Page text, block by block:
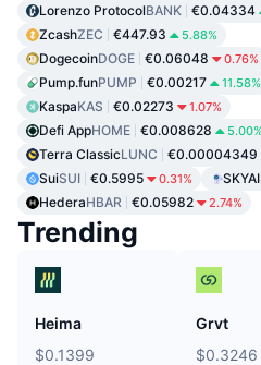
Lorenzo ProtocolBANK €0.04334
ZcashZEC €447.93 5.88%
DogecoinDOGE €0.06048 0.76%
Pump.funPUMP €0.00217 11.58%
KaspaKAS €0.02273 1.07%
Defi AppHOME €0.008628
Terra ClassicLUNC €0.00004349
SuiSUI €0.5995 0.31% SKYAI
HederaHBAR €0.05982 2.74%
Trending
Heima
$0.1399
Grvt
$0.3246